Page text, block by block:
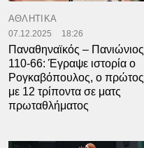
ΑΘΛΗΤΙΚΑ
07.12.2025 18:26
Παναθηναϊκός – Πανιώνιος
110-66: Έγραψε ιστορία ο
Ρογκαβόπουλος, ο πρώτος
με 12 τρίποντα σε ματς
πρωταθλήματος